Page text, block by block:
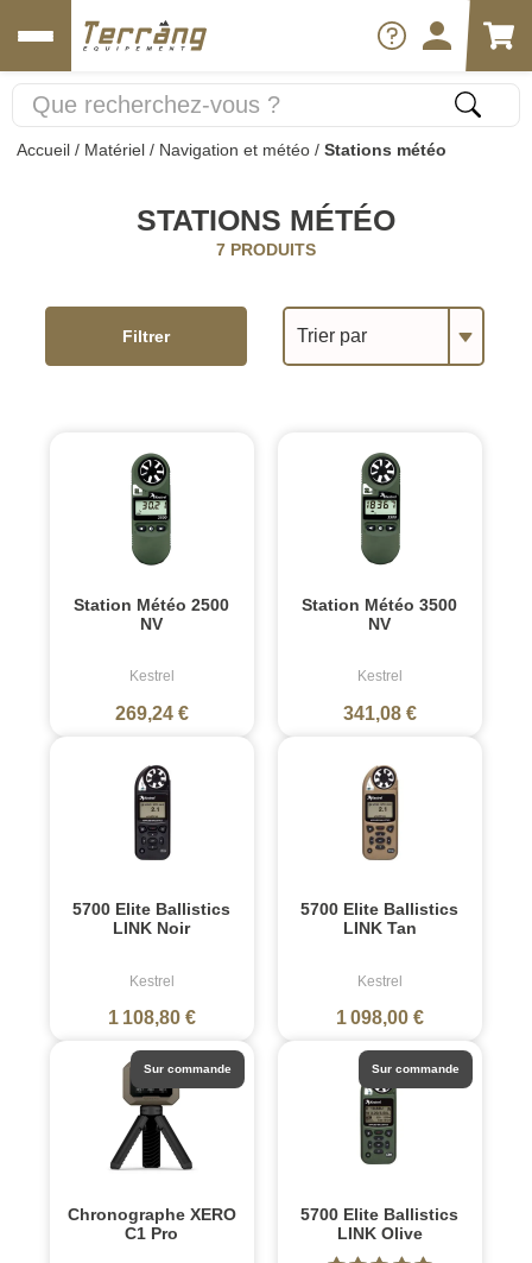
Accueil / Matériel / Navigation et météo / Stations météo
STATIONS MÉTÉO
7 PRODUITS
Trier par
Filtrer
Station Météo 2500
NV
Kestrel
269,24 €
Station Météo 3500
NV
Kestrel
341,08 €
5700 Elite Ballistics
LINK Noir
Kestrel
1 108,80 €
5700 Elite Ballistics
LINK Tan
Kestrel
1 098,00 €
Chronographe XERO
C1 Pro
Sur commande
5700 Elite Ballistics
LINK Olive
Sur commande